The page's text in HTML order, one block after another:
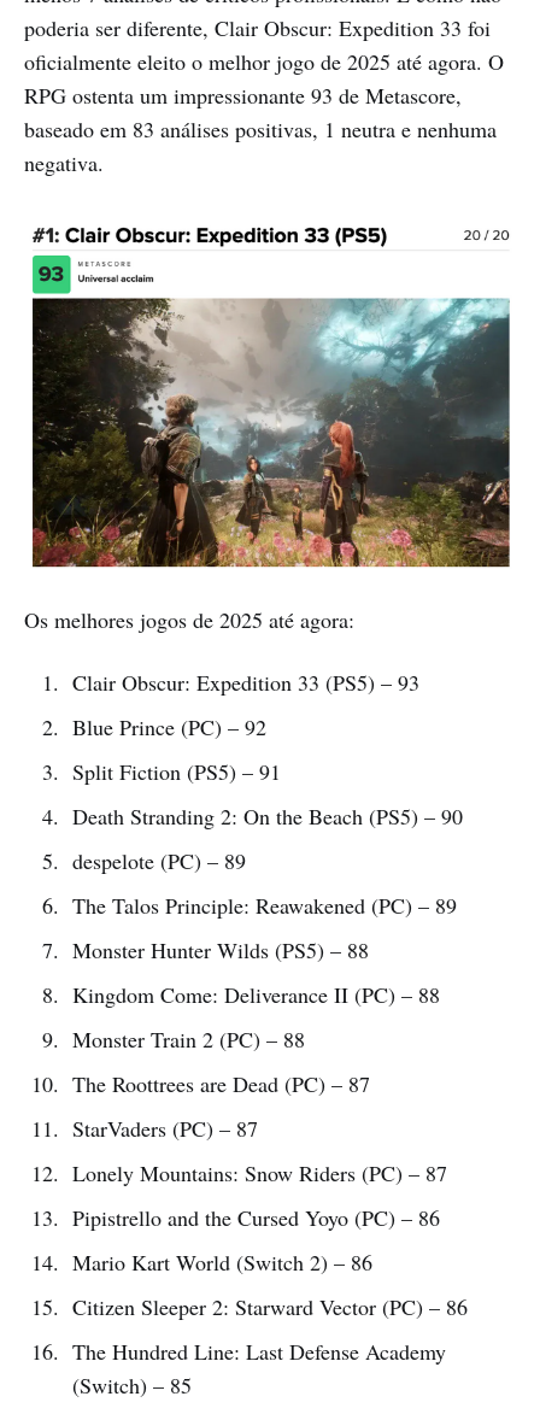
poderia ser diferente, Clair Obscur: Expedition 33 foi
oficialmente eleito o melhor jogo de 2025 até agora. O
RPG ostenta um impressionante 93 de Metascore,
baseado em 83 análises positivas, 1 neutra e nenhuma
negativa.
Os melhores jogos de 2025 até agora:
Clair Obscur: Expedition 33 (PS5) – 93
Blue Prince (PC) – 92
Split Fiction (PS5) – 91
Death Stranding 2: On the Beach (PS5) – 90
despelote (PC) – 89
The Talos Principle: Reawakened (PC) – 89
Monster Hunter Wilds (PS5) – 88
Kingdom Come: Deliverance II (PC) – 88
Monster Train 2 (PC) – 88
The Roottrees are Dead (PC) – 87
StarVaders (PC) – 87
Lonely Mountains: Snow Riders (PC) – 87
Pipistrello and the Cursed Yoyo (PC) – 86
Mario Kart World (Switch 2) – 86
Citizen Sleeper 2: Starward Vector (PC) – 86
The Hundred Line: Last Defense Academy
(Switch) – 85